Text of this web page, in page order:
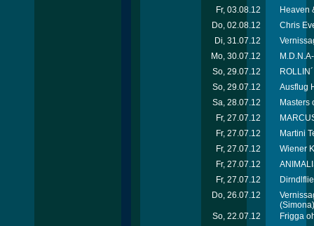
Fr, 03.08.12
Heaven
Do, 02.08.12
Chris
Di, 31.07.12
Mo, 30.07.12
So, 29.07.12
So, 29.07.12
Ausflug
Sa, 28.07.12
Masters
Fr, 27.07.12
Fr, 27.07.12
Martini
Fr, 27.07.12
Wiener
Fr, 27.07.12
Fr, 27.07.12
Do, 26.07.12
(Simona)
So, 22.07.12
Frigga